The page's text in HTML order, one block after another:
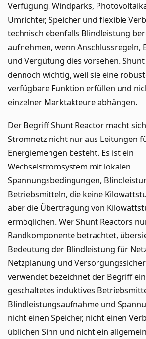
Verfügung. Windparks,
Umrichter, Speicher und flexible
technisch ebenfalls Blindleistung
aufnehmen, wenn Anschlussregeln,
und Vergütung dies vorsehen.
dennoch wichtig, weil sie eine
verfügbare Funktion erfüllen und
einzelner Marktakteure abhängen.
Der Begriff Shunt Reactor macht
Stromnetz nicht nur aus Leitungen
Energiemengen besteht. Es ist ein
Wechselstromsystem mit lokalen
Spannungsbedingungen,
Betriebsmitteln, die keine
aber die Übertragung von
ermöglichen. Wer Shunt Reactors
Randkomponente betrachtet,
Bedeutung der Blindleistung für
Netzplanung und
verwendet bezeichnet der Begriff
geschaltetes induktives
Blindleistungsaufnahme und
nicht einen Speicher, nicht einen
üblichen Sinn und nicht ein